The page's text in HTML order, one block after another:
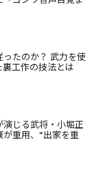
たのか？ 武力を使
工作の技法とは
演じる武将・小堀正
重用、“出家を重